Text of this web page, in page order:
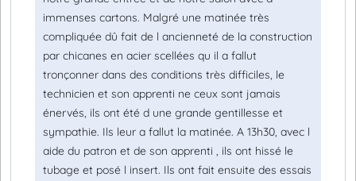
immenses cartons. Malgré une matinée très
compliquée dû fait de l ancienneté de la construction
par chicanes en acier scellées qu il a fallut
tronçonner dans des conditions très difficiles, le
technicien et son apprenti ne ceux sont jamais
énervés, ils ont été d une grande gentillesse et
sympathie. Ils leur a fallut la matinée. A 13h30, avec l
aide du patron et de son apprenti , ils ont hissé le
tubage et posé l insert. Ils ont fait ensuite des essais